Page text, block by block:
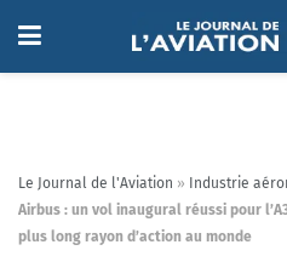
Le Journal de l'Aviation » Industrie
Airbus : un vol inaugural réussi pour
plus long rayon d’action au monde